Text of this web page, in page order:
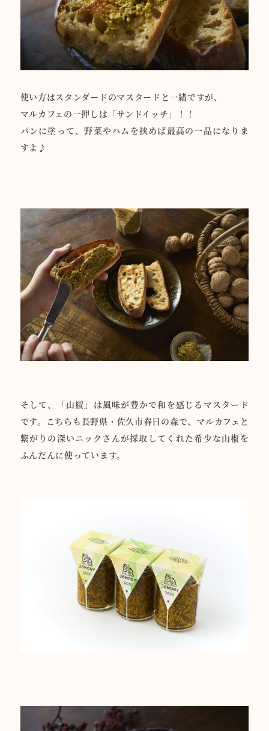
使い方はスタンダードのマスタードと一緒ですが、
マルカフェの一押しは「サンドイッチ」！！
パンに塗って、野菜やハムを挟めば最高の一品になりま
すよ♪
そして、「山椒」は風味が豊かで和を感じるマスタード
です。こちらも長野県・佐久市春日の森で、マルカフェと
繋がりの深いニックさんが採取してくれた希少な山椒を
ふんだんに使っています。